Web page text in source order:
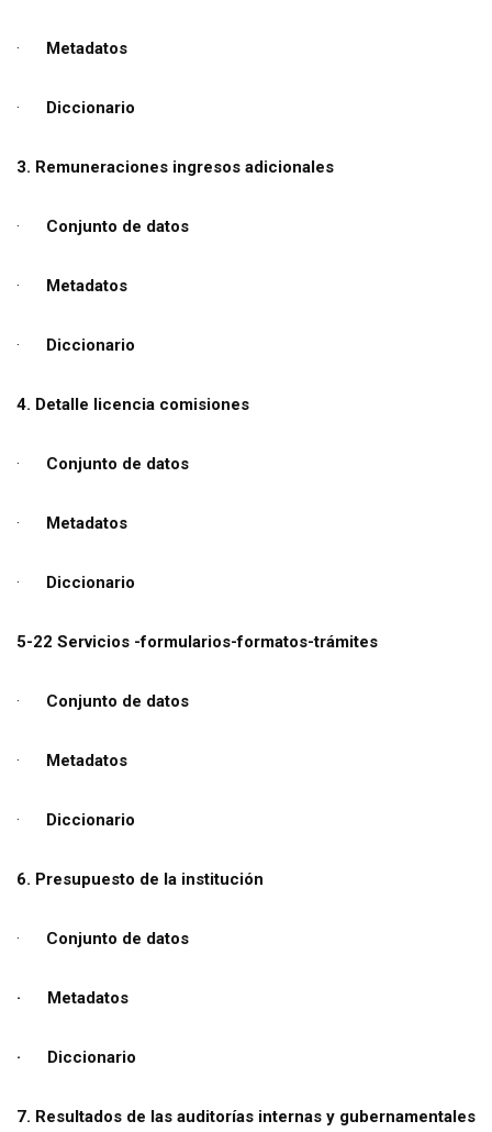
· Metadatos
· Diccionario
3. Remuneraciones ingresos adicionales
· Conjunto de datos
· Metadatos
· Diccionario
4. Detalle licencia comisiones
· Conjunto de datos
· Metadatos
· Diccionario
5-22 Servicios -formularios-formatos-trámites
· Conjunto de datos
· Metadatos
· Diccionario
6. Presupuesto de la institución
· Conjunto de datos
· Metadatos
· Diccionario
7. Resultados de las auditorías internas y gubernamentales